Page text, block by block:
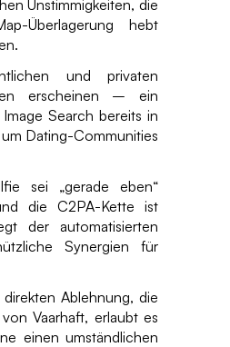
Unstimmigkeiten, die
Überlagerung hebt
und privaten
erscheinen – ein
Search bereits in
Dating-Communities
sei „gerade eben“
die C2PA-Kette ist
der automatisierten
Synergien für
Ablehnung, die
Vaarhaft, erlaubt es
einen umständlichen